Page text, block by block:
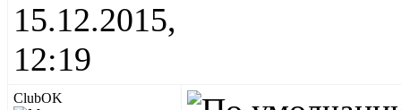
15.12.2015,
12:19
ClubOK